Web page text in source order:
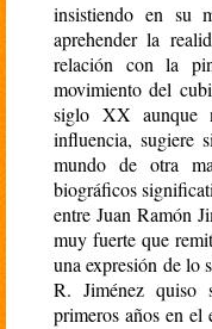
insistiendo en su
aprehender la
relación con la
movimiento del
siglo XX aunque
influencia, sugiere
mundo de otra
biográficos
entre Juan Ramón
muy fuerte que
una expresión de lo
R. Jiménez quiso
primeros años en el